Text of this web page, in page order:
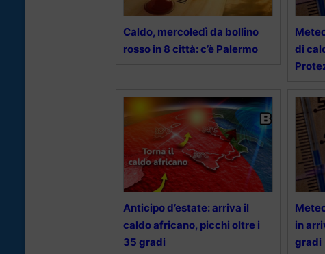
Caldo, mercoledì da bollino
rosso in 8 città: c’è Palermo
di
Anticipo d’estate: arriva il
caldo africano, picchi oltre i
35 gradi
in
gradi